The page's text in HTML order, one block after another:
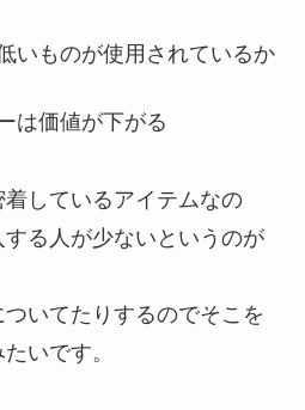
いものが使用されているか
は価値が下がる
しているアイテムなの
る人が少ないというのが
いてたりするのでそこを
いです。